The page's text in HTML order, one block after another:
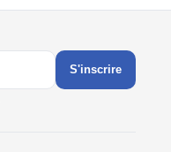
S'inscrire